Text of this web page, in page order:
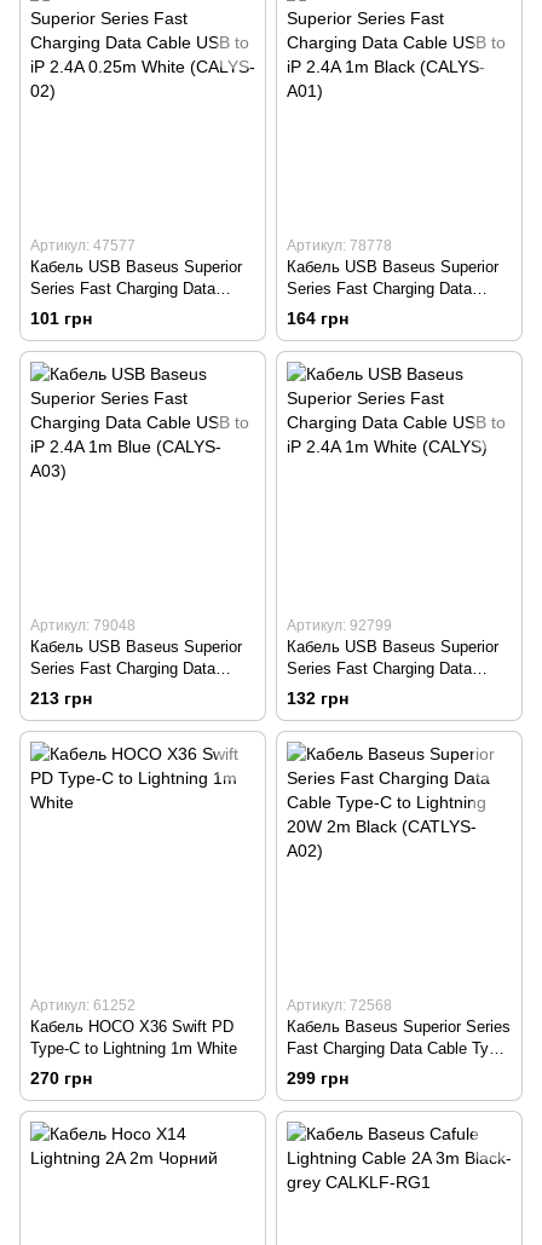
Артикул: 47577
Кабель USB Baseus Superior
Series Fast Charging Data
Cable USB to iP 2.4A 0.25m
White (CALYS-02)
101 грн
Артикул: 78778
Кабель USB Baseus Superior
Series Fast Charging Data
Cable USB to iP 2.4A 1m Black
(CALYS-A01)
164 грн
Артикул: 79048
Кабель USB Baseus Superior
Series Fast Charging Data
Cable USB to iP 2.4A 1m Blue
(CALYS-A03)
213 грн
Артикул: 92799
Кабель USB Baseus Superior
Series Fast Charging Data
Cable USB to iP 2.4A 1m White
(CALYS)
132 грн
Артикул: 61252
Кабель HOCO X36 Swift PD
Type-C to Lightning 1m White
270 грн
Артикул: 72568
Кабель Baseus Superior Series
Fast Charging Data Cable Type-
C to Lightning 20W 2m Black
(CATLYS-A02)
299 грн